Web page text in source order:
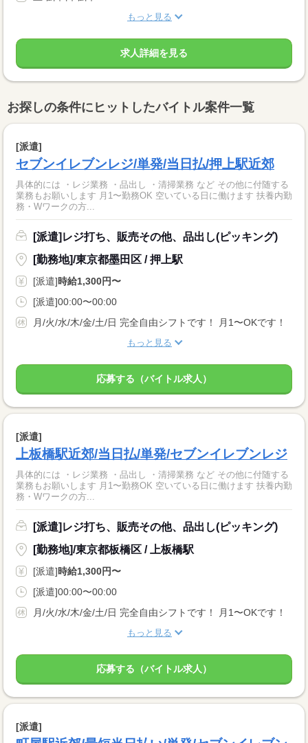
もっと見る
求人詳細を見る
お探しの条件にヒットしたバイトル案件一覧
[派遣]
セブンイレブンレジ/単発/当日払/押上駅近郊
具体的には ・レジ業務 ・品出し ・清掃業務 など その他に付随する
業務もお願いします 月1〜勤務OK 空いている日に働けます 扶養内勤
務・Wワークの方...
[派遣]レジ打ち、販売その他、品出し(ピッキング)
[勤務地]/東京都墨田区 / 押上駅
[派遣]時給1,300円〜
[派遣]00:00〜00:00
月/火/水/木/金/土/日 完全自由シフトです！ 月1〜OKです！
もっと見る
応募する（バイトル求人）
[派遣]
上板橋駅近郊/当日払/単発/セブンイレブンレジ
具体的には ・レジ業務 ・品出し ・清掃業務 など その他に付随する
業務もお願いします 月1〜勤務OK 空いている日に働けます 扶養内勤
務・Wワークの方...
[派遣]レジ打ち、販売その他、品出し(ピッキング)
[勤務地]/東京都板橋区 / 上板橋駅
[派遣]時給1,300円〜
[派遣]00:00〜00:00
月/火/水/木/金/土/日 完全自由シフトです！ 月1〜OKです！
もっと見る
応募する（バイトル求人）
[派遣]